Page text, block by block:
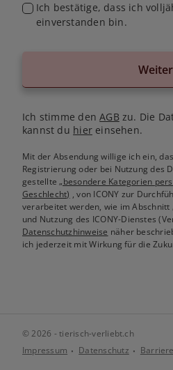
Ich bestätige, dass ich
einverstanden bin.
Weiter
Ich stimme denAGB zu. Die
kannst du hiereinsehen.
Mit der Absendung willige ich ein,
Registrierung oder bei Nutzung des
gestellte„besondere Kategorien
Geschlecht) , von ICONY zur
verarbeitet werden, wie im Abschnitt
und Nutzung des ICONY-Dienstes
Datenschutzhinweise näher
ich jederzeit mit Wirkung für die
© 2026 - tierisch-verliebt.ch
Impressum
Datenschutz